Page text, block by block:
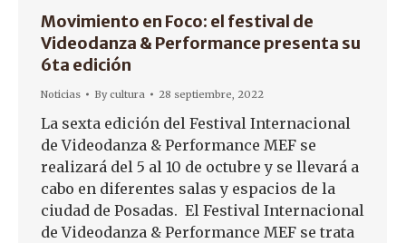
Movimiento en Foco: el festival de
Videodanza & Performance presenta su
6ta edición
Noticias Bycultura 28 septiembre, 2022
La sexta edición del Festival Internacional
de Videodanza & Performance MEF se
realizará del 5 al 10 de octubre y se llevará a
cabo en diferentes salas y espacios de la
ciudad de Posadas. El Festival Internacional
de Videodanza & Performance MEF se trata